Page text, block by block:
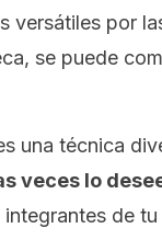
versátiles por
se puede
una técnica
veces lo
de